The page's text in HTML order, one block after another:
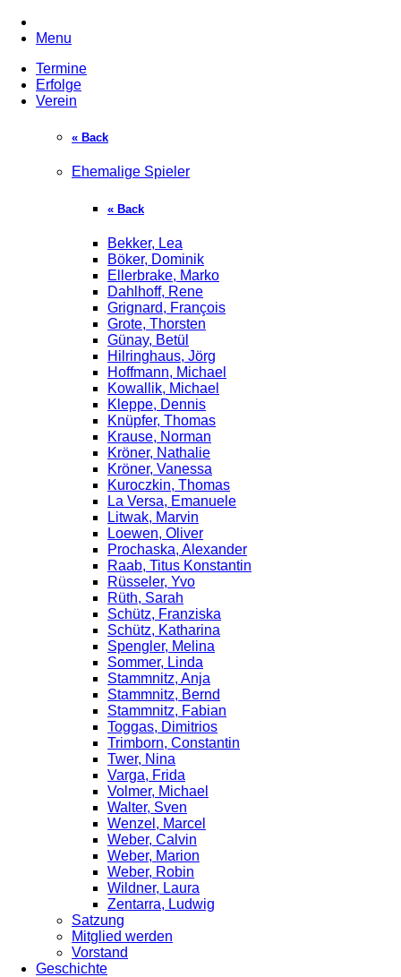
Menu
Termine
Erfolge
Verein
« Back
Ehemalige Spieler
« Back
Bekker, Lea
Böker, Dominik
Ellerbrake, Marko
Dahlhoff, Rene
Grignard, François
Grote, Thorsten
Günay, Betül
Hilringhaus, Jörg
Hoffmann, Michael
Kowallik, Michael
Kleppe, Dennis
Knüpfer, Thomas
Krause, Norman
Kröner, Nathalie
Kröner, Vanessa
Kuroczkin, Thomas
La Versa, Emanuele
Litwak, Marvin
Loewen, Oliver
Prochaska, Alexander
Raab, Titus Konstantin
Rüsseler, Yvo
Rüth, Sarah
Schütz, Franziska
Schütz, Katharina
Spengler, Melina
Sommer, Linda
Stammnitz, Anja
Stammnitz, Bernd
Stammnitz, Fabian
Toggas, Dimitrios
Trimborn, Constantin
Twer, Nina
Varga, Frida
Volmer, Michael
Walter, Sven
Wenzel, Marcel
Weber, Calvin
Weber, Marion
Weber, Robin
Wildner, Laura
Zentarra, Ludwig
Satzung
Mitglied werden
Vorstand
Geschichte